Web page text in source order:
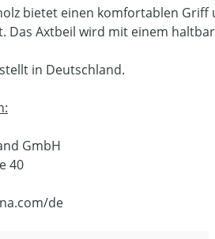
bietet einen komfortablen
Das Axtbeil wird mit einem
in Deutschland.
GmbH
40
de